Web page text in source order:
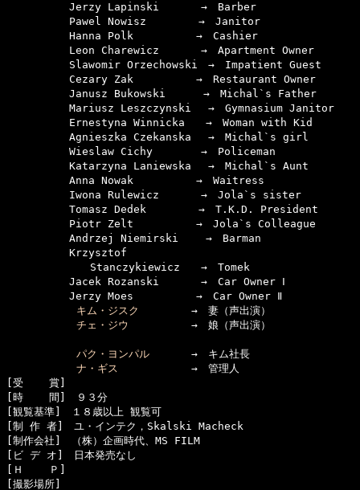
Jerzy Lapinski　　　　→　Barber
Pawel Nowisz　　　　　→　Janitor
Hanna Polk　　　　　　→　Cashier
Leon Charewicz　　　　→　Apartment Owner
Slawomir Orzechowski　→　Impatient Guest
Cezary Zak　　　　　　→　Restaurant Owner
Janusz Bukowski　　　 →　Michal`s Father
Mariusz Leszczynski　 →　Gymnasium Janitor
Ernestyna Winnicka　　→　Woman with Kid
Agnieszka Czekanska　 →　Michal`s girl
Wieslaw Cichy　　　　 →　Policeman
Katarzyna Laniewska　 →　Michal`s Aunt
Anna Nowak　　　　　　→　Waitress
Iwona Rulewicz　　　　→　Jola`s sister
Tomasz Dedek　　　　　→　T.K.D. President
Piotr Zelt　　　　　　→　Jola`s Colleague
Andrzej Niemirski　　 →　Barman
Krzysztof
Stanczykiewicz　　→　Tomek
Jacek Rozanski　　　　→　Car Owner Ⅰ
Jerzy Moes　　　　　　→　Car Owner Ⅱ
キム・ジスク
→　妻（声出演）
チェ・ジウ
→　娘（声出演）
パク・ヨンパル →　キム社長
ナ・ギス →　管理人
[受    賞]
[時    間]　９３分
[観覧基準]　１８歳以上 観覧可
[制 作 者]　ユ・インテク，Skalski Macheck
[制作会社]　（株）企画時代、MS FILM
[ビ デ オ]　日本発売なし
[Ｈ    Ｐ]
[撮影場所]